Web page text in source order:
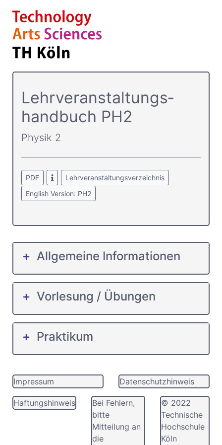
Lehrver­anstaltungs­
handbuch PH2
Physik 2
PDF
Lehrveranstaltungsverzeichnis
English Version: PH2
Allgemeine Informationen
Vorlesung / Übungen
Praktikum
Impressum Datenschutzhinweis
Haftungshinweis
Bei Fehlern,
bitte
Mitteilung an
die
© 2022
Technische
Hochschule
Köln